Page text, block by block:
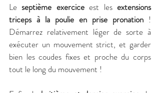
Le septième exercice est les extensions
triceps à la poulie en prise pronation !
Démarrez relativement léger de sorte à
exécuter un mouvement strict, et garder
bien les coudes fixes et proche du corps
tout le long du mouvement !